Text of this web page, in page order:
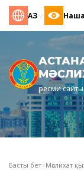
ҚАЗ
ресми сайты
Басты бет Мәслихат